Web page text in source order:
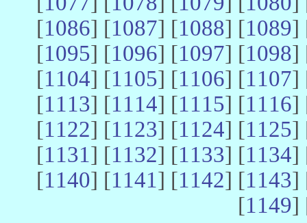
[1086] [1087] [1088] [1089]
[1095] [1096] [1097] [1098]
[1104] [1105] [1106] [1107]
[1113] [1114] [1115] [1116]
[1122] [1123] [1124] [1125]
[1131] [1132] [1133] [1134]
[1140] [1141] [1142] [1143]
[1149]